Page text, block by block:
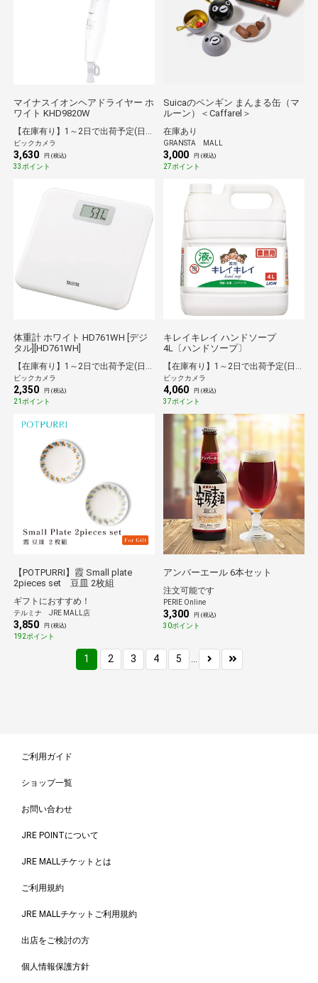
マイナスイオンヘアドライヤー ホ
ワイト KHD9820W
【在庫有り】1～2日で出荷予定(日付指定可)
ビックカメラ
3,630 円 (税込)
33ポイント
Suicaのペンギン まんまる缶（マ
ルーン）＜Caffarel＞
在庫あり
GRANSTA MALL
3,000 円 (税込)
27ポイント
体重計 ホワイト HD761WH [デジ
タル][HD761WH]
【在庫有り】1～2日で出荷予定(日付指定可)
ビックカメラ
2,350 円 (税込)
21ポイント
キレイキレイ ハンドソープ
4L〔ハンドソープ〕
【在庫有り】1～2日で出荷予定(日付指定可)
ビックカメラ
4,060 円 (税込)
37ポイント
【POTPURRI】霞 Small plate
2pieces set 豆皿 2枚組
ギフトにおすすめ！
テルミナ JRE MALL店
3,850 円 (税込)
192ポイント
アンバーエール 6本セット
注文可能です
PERIE Online
3,300 円 (税込)
30ポイント
1 2 3 4 5
ご利用ガイド
ショップ一覧
お問い合わせ
JRE POINTについて
JRE MALLチケットとは
ご利用規約
JRE MALLチケットご利用規約
出店をご検討の方
個人情報保護方針